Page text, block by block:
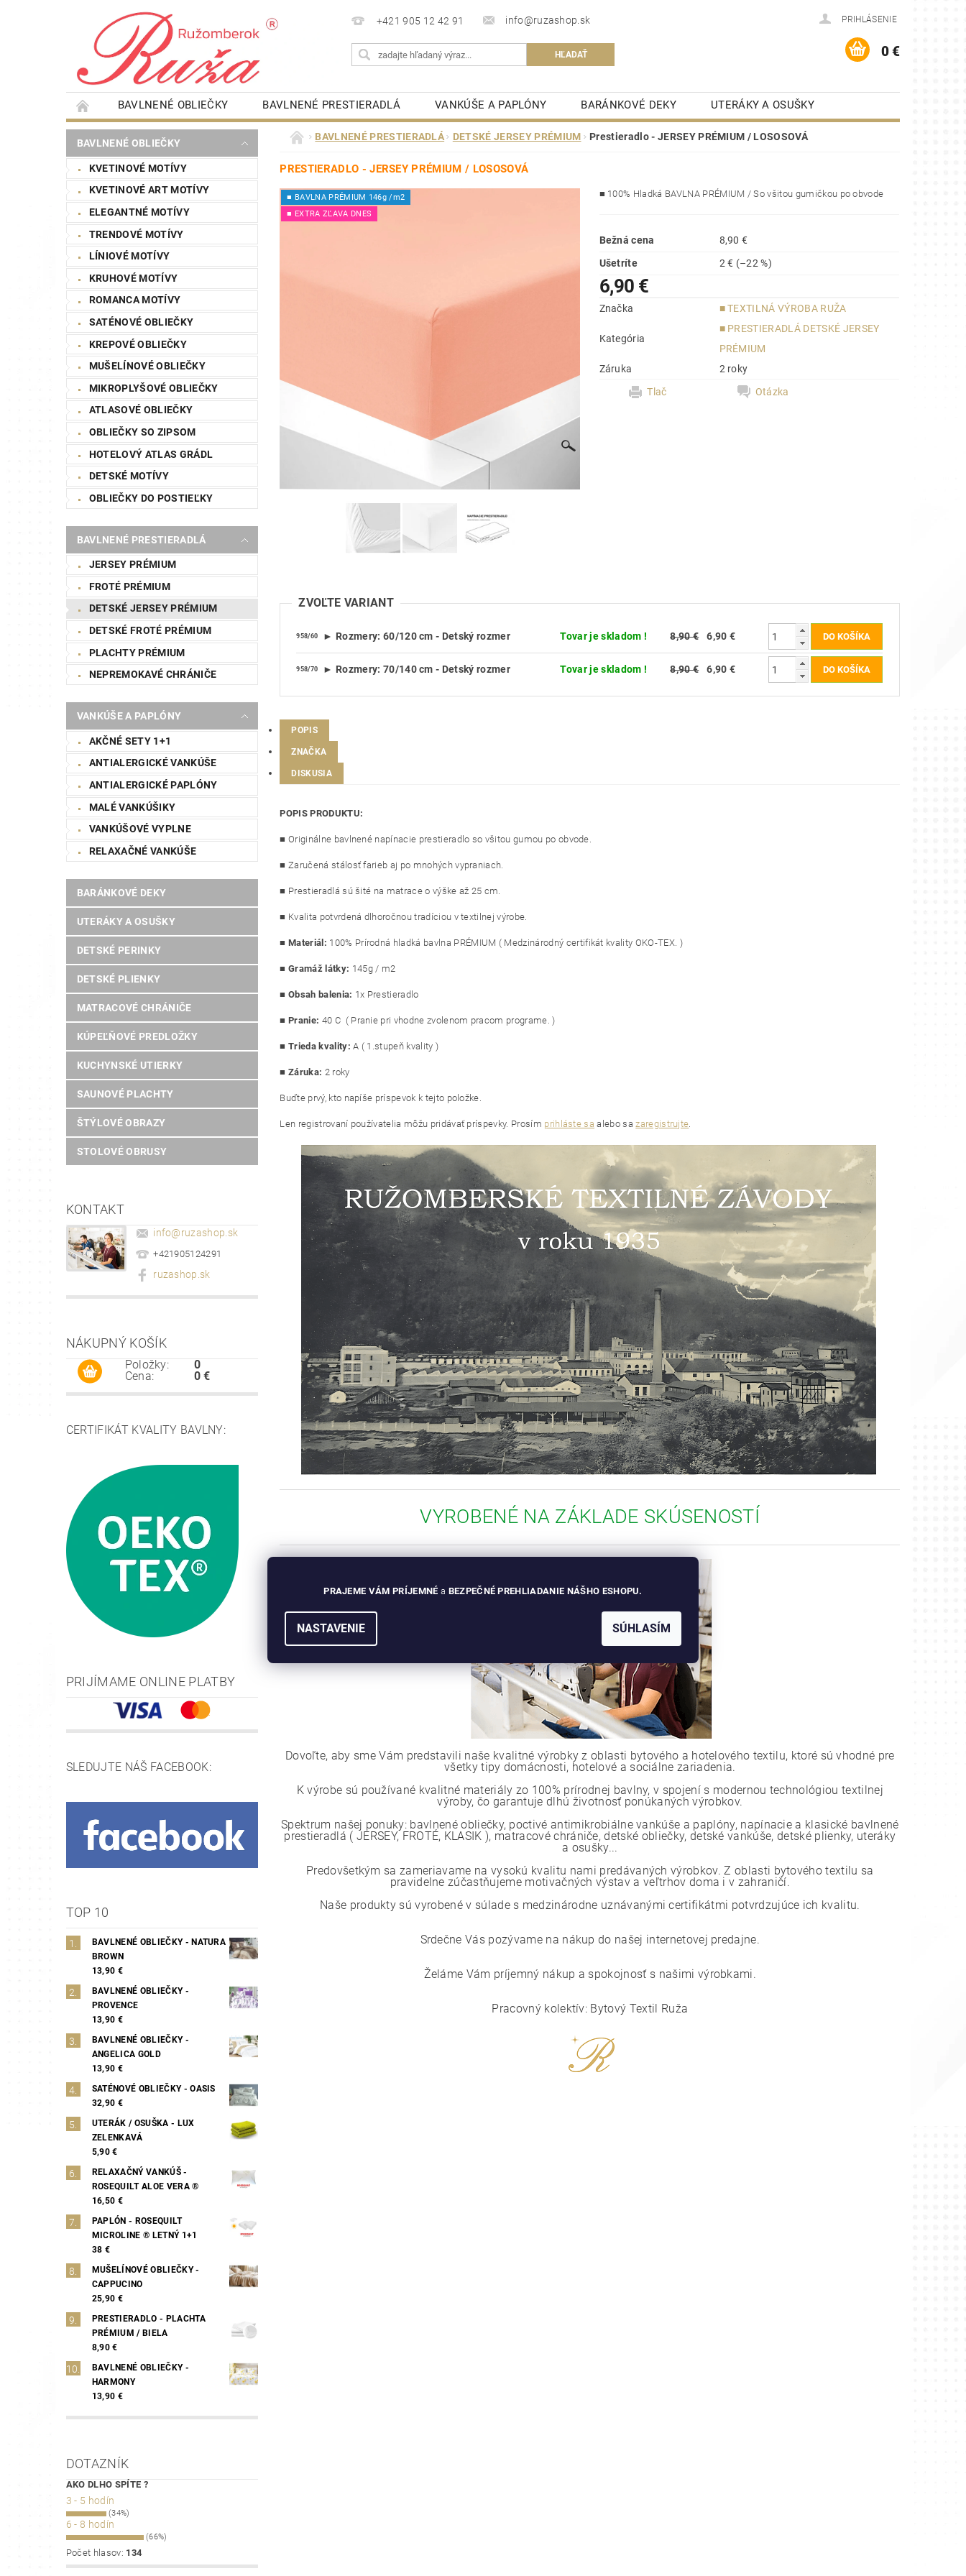
+421 905 12 42 91 info@ruzashop.sk PRIHLÁSENIE
0 €
BAVLNENÉ OBLIEČKY BAVLNENÉ PRESTIERADLÁ VANKÚŠE A PAPLÓNY BARÁNKOVÉ DEKY
UTERÁKY A OSUŠKY
DETSKÉ PERINKY
DETSKÉ PLIENKY MATRACOVÉ CHRÁNIČE KÚPEĽŇOVÉ PREDLOŽKY
KUCHYNSKÉ UTIERKY
SAUNOVÉ PLACHTY
ŠTÝLOVÉ OBRAZY
NÁKUPNÁ SÚŤAŽ
STAROSTLIVOSŤ O BIELIZEŇ
BAVLNENÉ OBLIEČKY
KVETINOVÉ MOTÍVY
KVETINOVÉ ART MOTÍVY
ELEGANTNÉ MOTÍVY
TRENDOVÉ MOTÍVY
LÍNIOVÉ MOTÍVY
KRUHOVÉ MOTÍVY
ROMANCA MOTÍVY
SATÉNOVÉ OBLIEČKY
KREPOVÉ OBLIEČKY
MUŠELÍNOVÉ OBLIEČKY
MIKROPLYŠOVÉ OBLIEČKY
ATLASOVÉ OBLIEČKY
OBLIEČKY SO ZIPSOM
HOTELOVÝ ATLAS GRÁDL
DETSKÉ MOTÍVY
OBLIEČKY DO POSTIEĽKY
BAVLNENÉ PRESTIERADLÁ
JERSEY PRÉMIUM
FROTÉ PRÉMIUM
DETSKÉ JERSEY PRÉMIUM
DETSKÉ FROTÉ PRÉMIUM
PLACHTY PRÉMIUM
NEPREMOKAVÉ CHRÁNIČE
VANKÚŠE A PAPLÓNY
AKČNÉ SETY 1+1
ANTIALERGICKÉ VANKÚŠE
ANTIALERGICKÉ PAPLÓNY
MALÉ VANKÚŠIKY
VANKÚŠOVÉ VYPLNE
RELAXAČNÉ VANKÚŠE
BARÁNKOVÉ DEKY
UTERÁKY A OSUŠKY
DETSKÉ PERINKY
DETSKÉ PLIENKY
MATRACOVÉ CHRÁNIČE
KÚPEĽŇOVÉ PREDLOŽKY
KUCHYNSKÉ UTIERKY
SAUNOVÉ PLACHTY
ŠTÝLOVÉ OBRAZY
STOLOVÉ OBRUSY
KONTAKT
info@ruzashop.sk
+421905124291
ruzashop.sk
NÁKUPNÝ KOŠÍK
Položky:
Cena:
0
0 €
CERTIFIKÁT KVALITY BAVLNY:
PRIJÍMAME ONLINE PLATBY
SLEDUJTE NÁŠ FACEBOOK:
TOP 10
BAVLNENÉ OBLIEČKY - NATURA
BROWN
13,90 €
BAVLNENÉ OBLIEČKY -
PROVENCE
13,90 €
BAVLNENÉ OBLIEČKY -
ANGELICA GOLD
13,90 €
SATÉNOVÉ OBLIEČKY - OASIS
32,90 €
UTERÁK / OSUŠKA - LUX
ZELENKAVÁ
5,90 €
RELAXAČNÝ VANKÚŠ -
ROSEQUILT ALOE VERA ®
16,50 €
PAPLÓN - ROSEQUILT
MICROLINE ® LETNÝ 1+1
38 €
MUŠELÍNOVÉ OBLIEČKY -
CAPPUCINO
25,90 €
PRESTIERADLO - PLACHTA
PRÉMIUM / BIELA
8,90 €
BAVLNENÉ OBLIEČKY -
HARMONY
13,90 €
DOTAZNÍK
AKO DLHO SPÍTE ?
3 - 5 hodín
(34%)
6 - 8 hodín
(66%)
Počet hlasov: 134
BAVLNENÉ PRESTIERADLÁ DETSKÉ JERSEY PRÉMIUM Prestieradlo - JERSEY PRÉMIUM / LOSOSOVÁ
PRESTIERADLO - JERSEY PRÉMIUM / LOSOSOVÁ
■ BAVLNA PRÉMIUM 146g /m2
■ EXTRA ZĽAVA DNES
■ 100% Hladká BAVLNA PRÉMIUM / So všitou gumičkou po obvode
Bežná cena
8,90 €
Ušetríte
2 € (–22 %)
6,90 €
Značka ■ TEXTILNÁ VÝROBA RUŽA
Kategória
■ PRESTIERADLÁ DETSKÉ JERSEY
PRÉMIUM
Záruka
2 roky
Tlač
Otázka
ZVOĽTE VARIANT
958/60 ► Rozmery: 60/120 cm - Detský rozmer Tovar je skladom ! 8,90 € 6,90 €
958/70 ► Rozmery: 70/140 cm - Detský rozmer Tovar je skladom ! 8,90 € 6,90 €
POPIS
ZNAČKA
DISKUSIA
POPIS PRODUKTU:
■ Originálne bavlnené napínacie prestieradlo so všitou gumou po obvode.
■ Zaručená stálosť farieb aj po mnohých vypraniach.
■ Prestieradlá sú šité na matrace o výške až 25 cm.
■ Kvalita potvrdená dlhoročnou tradíciou v textilnej výrobe.
■ Materiál: 100% Prírodná hladká bavlna PRÉMIUM ( Medzinárodný certifikát kvality OKO-TEX. )
■ Gramáž látky: 145g / m2
■ Obsah balenia: 1x Prestieradlo
■ Pranie: 40 C ( Pranie pri vhodne zvolenom pracom programe. )
■ Trieda kvality: A ( 1.stupeň kvality )
■ Záruka: 2 roky
Buďte prvý, kto napíše príspevok k tejto položke.
Len registrovaní používatelia môžu pridávať príspevky. Prosím prihláste sa alebo sazaregistrujte.
VYROBENÉ NA ZÁKLADE SKÚSENOSTÍ
Dovoľte, aby sme Vám predstavili naše kvalitné výrobky z oblasti bytového a hotelového textilu, ktoré sú vhodné pre
všetky tipy domácnosti, hotelové a sociálne zariadenia.
K výrobe sú používané kvalitné materiály zo 100% prírodnej bavlny, v spojení s modernou technológiou textilnej
výroby, čo garantuje dlhú životnosť ponúkaných výrobkov.
Spektrum našej ponuky: bavlnené obliečky, poctivé antimikrobiálne vankúše a paplóny, napínacie a klasické bavlnené
prestieradlá ( JERSEY, FROTÉ, KLASIK ), matracové chrániče, detské obliečky, detské vankúše, detské plienky, uteráky
a osušky...
Predovšetkým sa zameriavame na vysokú kvalitu nami predávaných výrobkov. Z oblasti bytového textilu sa
pravidelne zúčastňujeme motivačných výstav a veľtrhov doma i v zahraničí.
Naše produkty sú vyrobené v súlade s medzinárodne uznávanými certifikátmi potvrdzujúce ich kvalitu.
Srdečne Vás pozývame na nákup do našej internetovej predajne.
Želáme Vám príjemný nákup a spokojnosť s našimi výrobkami.
Pracovný kolektív: Bytový Textil Ruža
PRAJEME VÁM PRÍJEMNÉ a BEZPEČNÉ PREHLIADANIE NÁŠHO ESHOPU.
NASTAVENIE SÚHLASÍM